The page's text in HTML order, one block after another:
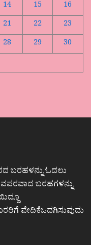
14 15
16
21 22
23
28 29
30
ಬರಹಳನ್ನು ಓದಲು
ಬರಹಗಳನ್ನು
ವೇದಿಕೆಒದಗಿಸುವುದು